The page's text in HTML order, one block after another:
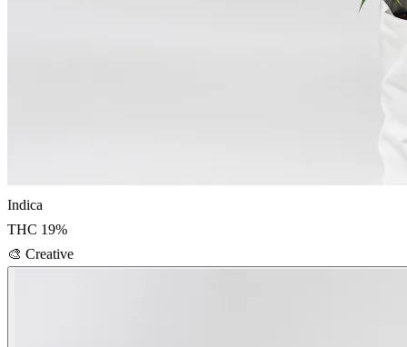
Indica
THC 19%
🎨 Creative